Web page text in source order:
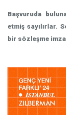
Başvuruda
etmiş sayılırlar.
bir sözleşme